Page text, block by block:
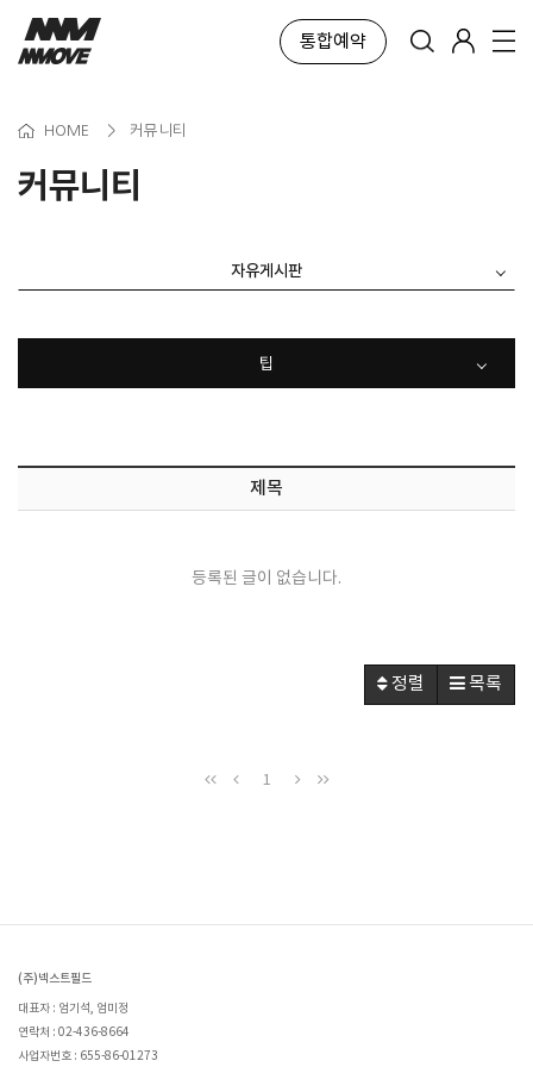
통합예약
HOME > 커뮤니티
커뮤니티
자유게시판
팁
제목
등록된 글이 없습니다.
정렬 목록
1
(주)넥스트필드
대표자 : 엄기석, 엄미정
연락처 : 02-436-8664
사업자번호 : 655-86-01273